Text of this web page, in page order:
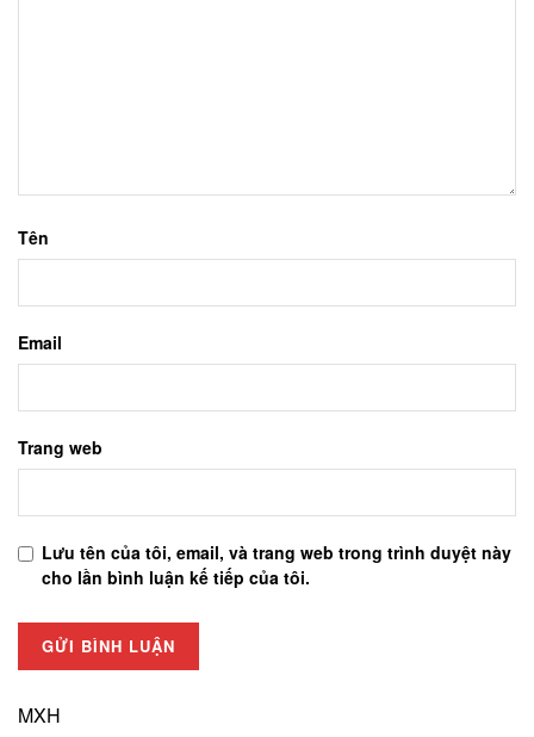
Tên
Email
Trang web
Lưu tên của tôi, email, và trang web trong trình duyệt này
cho lần bình luận kế tiếp của tôi.
MXH